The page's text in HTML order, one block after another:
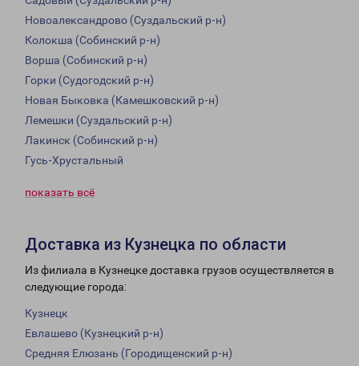
Новоалександрово (Суздальский р-н)
Колокша (Собинский р-н)
Ворша (Собинский р-н)
Горки (Судогодский р-н)
Новая Быковка (Камешковский р-н)
Лемешки (Суздальский р-н)
Лакинск (Собинский р-н)
Гусь-Хрустальный
показать всё
Доставка из Кузнецка по области
Из филиала в Кузнецке доставка грузов осуществляется в
следующие города:
Кузнецк
Евлашево (Кузнецкий р-н)
Средняя Елюзань (Городищенский р-н)